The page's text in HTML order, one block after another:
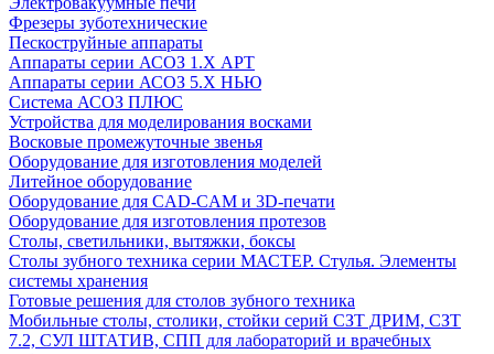
Фрезеры зуботехнические
Пескоструйные аппараты
Аппараты серии АСОЗ 1.Х АРТ
Аппараты серии АСОЗ 5.Х НЬЮ
Система АСОЗ ПЛЮС
Устройства для моделирования восками
Восковые промежуточные звенья
Оборудование для изготовления моделей
Литейное оборудование
Оборудование для CAD-CAM и 3D-печати
Оборудование для изготовления протезов
Cтолы, светильники, вытяжки, боксы
Столы зубного техника серии МАСТЕР. Стулья. Элементы
системы хранения
Готовые решения для столов зубного техника
Мобильные столы, столики, стойки серий СЗТ ДРИМ, СЗТ
7.2, СУЛ ШТАТИВ, СПП для лабораторий и врачебных